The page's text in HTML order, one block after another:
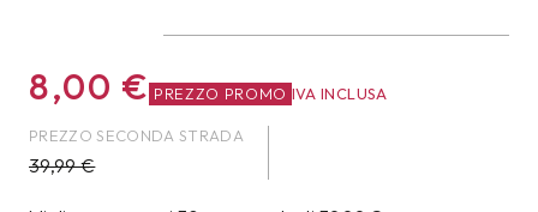
8,00 € PREZZO PROMO IVA INCLUSA
PREZZO SECONDA STRADA
39,99€